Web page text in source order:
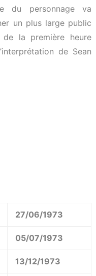
du personnage va
un plus large public
la première heure
de Sean
27/06/1973
05/07/1973
13/12/1973